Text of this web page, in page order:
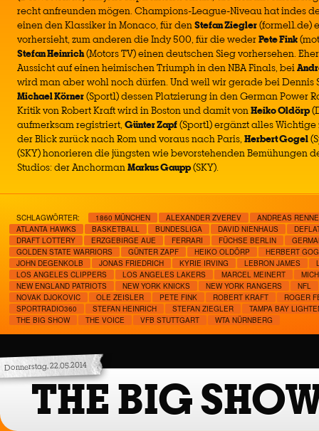
recht anfreunden mögen. Champions-League-Niveau hat indes
einen den Klassiker in Monaco, für denStefan Ziegler(formel1.de)
vorhersieht, zum anderen die Indy 500, für die wederPete Fink
Stefan Heinrich(Motors TV) einen deutschen Sieg vorhersehen.
Aussicht auf einen heimischen Triumph in den NBA Finals, bei
wird man aber wohl noch dürfen. Und weil wir gerade bei Dennis
Michael Körner(Sport1) dessen Platzierung in den German Power
Kritik von Robert Kraft wird in Boston und damit vonHeiko Oldörp
aufmerksam registriert, Günter Zapf(Sport1) ergänzt alles Wichtige
der Blick zurück nach Rom und voraus nach Paris, Herbert Gogel
(SKY) honorieren die jüngsten wie bevorstehenden Bemühungen
Studios: der AnchormanMarkus Gaupp(SKY).
SCHLAGWÖRTER: 1860 MÜNCHEN ALEXANDER ZVEREV
ANDREAS
ATLANTA HAWKS
BASKETBALL BUNDESLIGA DAVID NIENHAUS
DRAFT LOTTERY
ERZGEBIRGE AUE FERRARI FÜCHSE BERLIN
GOLDEN STATE WARRIORS
GÜNTER ZAPF HEIKO OLDÖRP
HERBERT
JOHN DEGENKOLB
JONAS FRIEDRICH KYRIE IRVING LEBRON JAMES
LOS ANGELES CLIPPERS
LOS ANGELES LAKERS MARCEL MEINERT
NEW ENGLAND PATRIOTS
NEW YORK KNICKS NEW YORK RANGERS
NFL
NOVAK DJOKOVIC
OLE ZEISLER PETE FINK ROBERT KRAFT
ROGER
SPORTRADIO360
STEFAN HEINRICH STEFAN ZIEGLER
TAMPA BAY
THE BIG SHOW
THE VOICE VFB STUTTGART WTA NÜRNBERG
Donnerstag, 22.05.2014
THE BIG